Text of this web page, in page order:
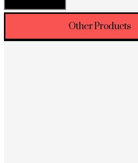
Other Products